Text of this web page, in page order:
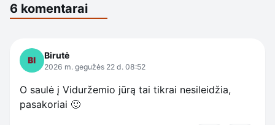
6 komentarai
Birutė
2026 m. gegužės 22 d. 08:52
O saulė į Viduržemio jūrą tai tikrai nesileidžia,
pasakoriai 🙂